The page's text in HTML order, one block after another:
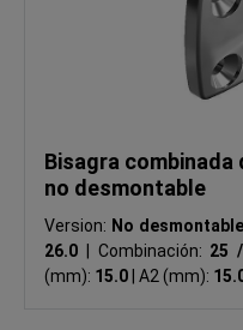
Bisagra combinada
no desmontable
Version: No desmontable
26.0
Combinación: 25
(mm): 15.0 A2 (mm):